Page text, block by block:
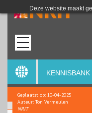
Deze website maakt
KENNISBANK
Geplaatst op: 10-04-2025
Auteur: Ton Vermeulen
NRIT